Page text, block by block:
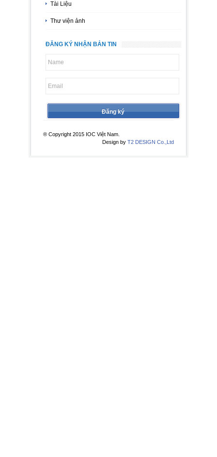
Tài Liệu
Thư viện ảnh
ĐĂNG KÝ NHẬN BẢN TIN
® Copyright 2015 IOC Việt Nam.
Design by T2 DESIGN Co.,Ltd